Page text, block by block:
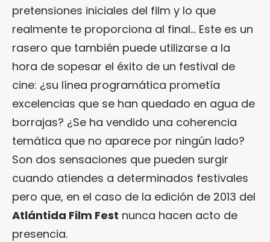
pretensiones iniciales del film y lo que
realmente te proporciona al final… Este es un
rasero que también puede utilizarse a la
hora de sopesar el éxito de un festival de
cine: ¿su línea programática prometía
excelencias que se han quedado en agua de
borrajas? ¿Se ha vendido una coherencia
temática que no aparece por ningún lado?
Son dos sensaciones que pueden surgir
cuando atiendes a determinados festivales
pero que, en el caso de la edición de 2013 del
Atlántida Film Fest nunca hacen acto de
presencia.